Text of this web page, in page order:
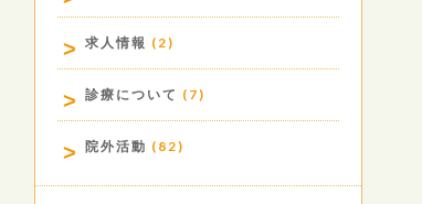
求人情報 (2)
診療について (7)
院外活動 (82)